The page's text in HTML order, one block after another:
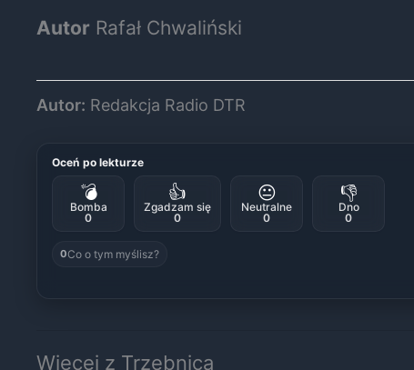
Autor Rafał Chwaliński
Autor: Redakcja Radio DTR
Oceń po lekturze
💣
Bomba
0
👍
Zgadzam się
0
😐
Neutralne
0
👎
Dno
0
0Co o tym myślisz?
Więcej z Trzebnica